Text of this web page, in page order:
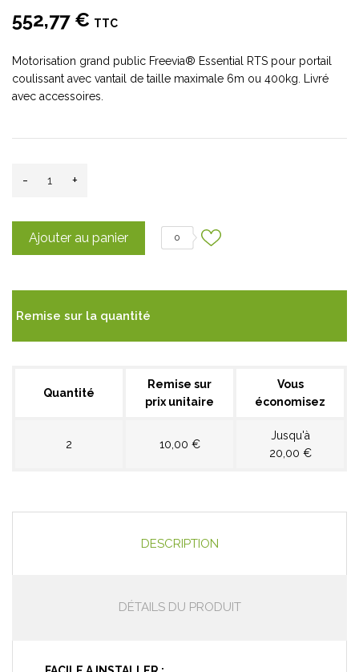
552,77 € TTC
Motorisation grand public Freevia® Essential RTS pour portail
coulissant avec vantail de taille maximale 6m ou 400kg. Livré
avec accessoires.
- +
Ajouter au panier 0
Remise sur la quantité
Quantité
Remise sur
prix unitaire
Vous
économisez
2 10,00 €
Jusqu'à
20,00 €
DESCRIPTION
DÉTAILS DU PRODUIT